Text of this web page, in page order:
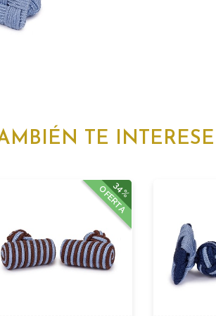
TE INTERESE
34%
OFERTA